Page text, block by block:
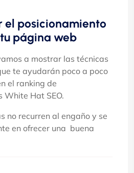
el posicionamiento
página web
a mostrar las técnicas
te ayudarán poco a poco
el ranking de
White Hat SEO.
no recurren al engaño y se
en ofrecer una buena